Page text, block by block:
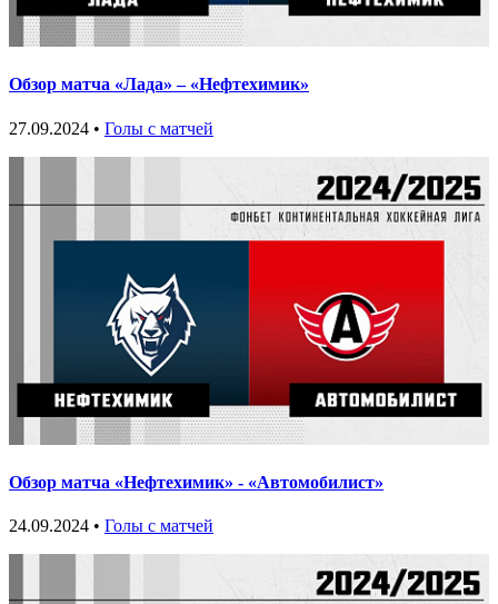
Обзор матча «Лада» – «Нефтехимик»
27.09.2024 • Голы с матчей
Обзор матча «Нефтехимик» - «Автомобилист»
24.09.2024 • Голы с матчей